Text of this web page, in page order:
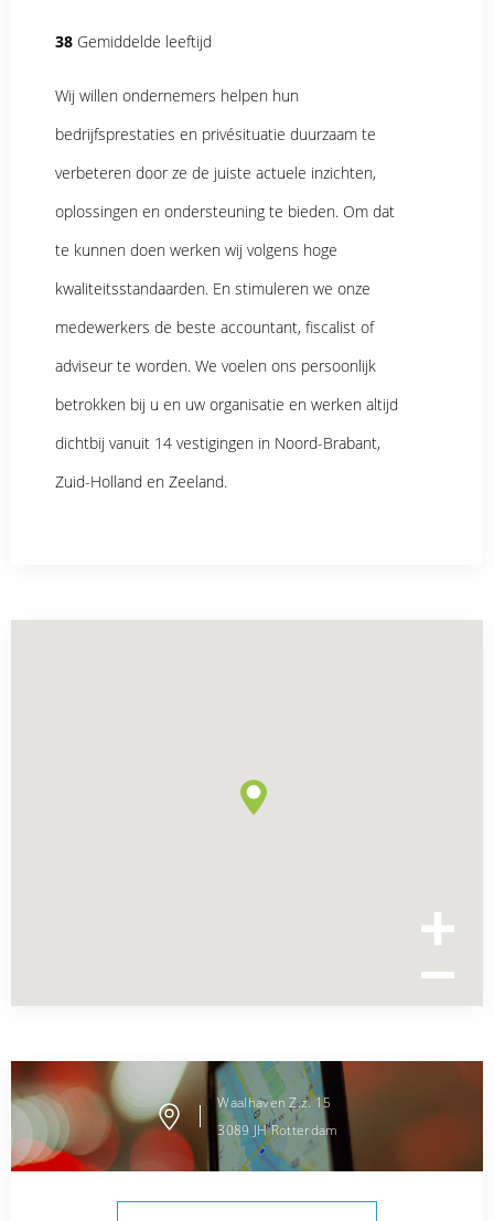
Waalhaven Z.z.15
3089 JHRotterdam
38 Gemiddelde leeftijd
Wij willen ondernemers helpen hun
bedrijfsprestaties en privésituatie duurzaam te
verbeteren door ze de juiste actuele inzichten,
oplossingen en ondersteuning te bieden. Om dat
te kunnen doen werken wij volgens hoge
kwaliteitsstandaarden. En stimuleren we onze
medewerkers de beste accountant, fiscalist of
adviseur te worden. We voelen ons persoonlijk
betrokken bij u en uw organisatie en werken altijd
dichtbij vanuit 14 vestigingen in Noord-Brabant,
Zuid-Holland en Zeeland.